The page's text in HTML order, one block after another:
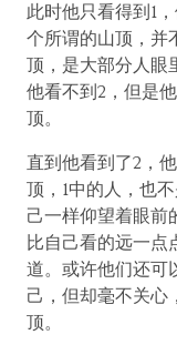
此时他只看得到1
个所谓的山顶，并
顶，是大部分人眼
他看不到2，但是
顶。
直到他看到了2，
顶，1中的人，也
己一样仰望着眼前
比自己看的远一点
道。或许他们还可
己，但却毫不关心
顶。